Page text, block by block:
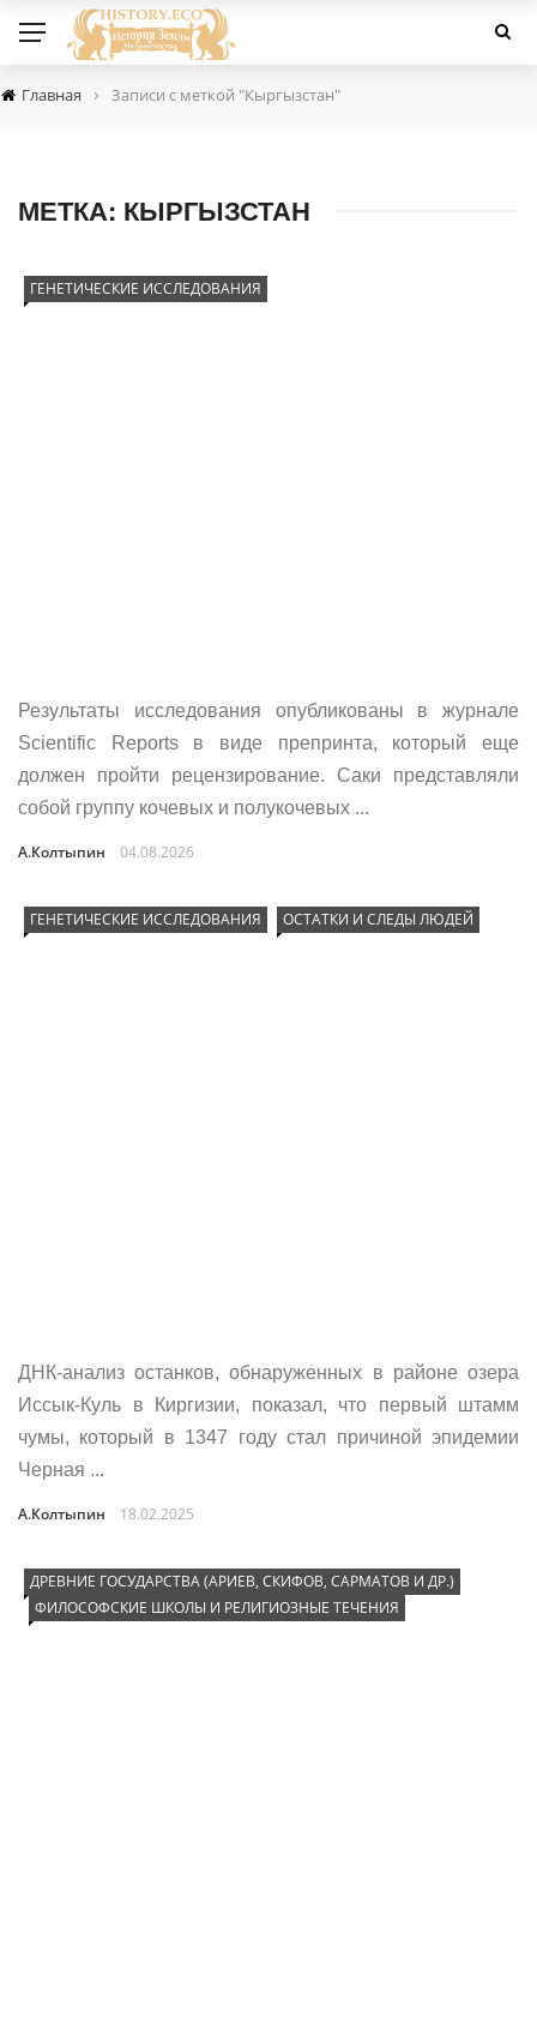
Главная › Записи с меткой "Кыргызстан"
МЕТКА: КЫРГЫЗСТАН
ГЕНЕТИЧЕСКИЕ ИССЛЕДОВАНИЯ
Результаты исследования опубликованы в журнале
Scientific Reports в виде препринта, который еще
должен пройти рецензирование. Саки представляли
собой группу кочевых и полукочевых ...
А.Колтыпин 04.08.2026
ГЕНЕТИЧЕСКИЕ ИССЛЕДОВАНИЯ ОСТАТКИ И СЛЕДЫ ЛЮДЕЙ
ДНК-анализ останков, обнаруженных в районе озера
Иссык-Куль в Киргизии, показал, что первый штамм
чумы, который в 1347 году стал причиной эпидемии
Черная ...
А.Колтыпин 18.02.2025
ДРЕВНИЕ ГОСУДАРСТВА (АРИЕВ, СКИФОВ, САРМАТОВ И ДР.)
ФИЛОСОФСКИЕ ШКОЛЫ И РЕЛИГИОЗНЫЕ ТЕЧЕНИЯ